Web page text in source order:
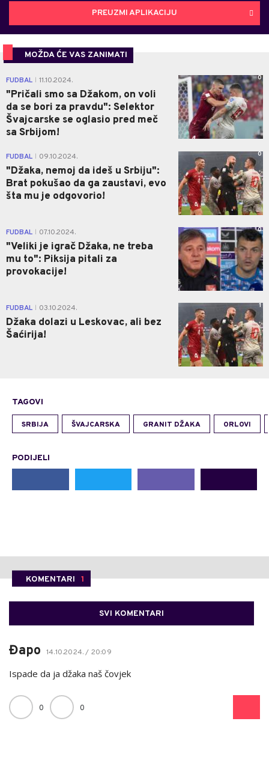
PREUZMI APLIKACIJU
MOŽDA ĆE VAS ZANIMATI
FUDBAL 11.10.2024.
"Pričali smo sa Džakom, on voli
da se bori za pravdu": Selektor
Švajcarske se oglasio pred meč
sa Srbijom!
0
FUDBAL 09.10.2024.
"Džaka, nemoj da ideš u Srbiju":
Brat pokušao da ga zaustavi, evo
šta mu je odgovorio!
0
FUDBAL 07.10.2024.
"Veliki je igrač Džaka, ne treba
mu to": Piksija pitali za
provokacije!
0
FUDBAL 03.10.2024.
Džaka dolazi u Leskovac, ali bez
Šaćirija!
1
TAGOVI
SRBIJA ŠVAJCARSKA GRANIT DŽAKA ORLOVI
PODIJELI
KOMENTARI 1
SVI KOMENTARI
Đapo 14.10.2024. / 20:09
Ispade da ja džaka naš čovjek
0 0